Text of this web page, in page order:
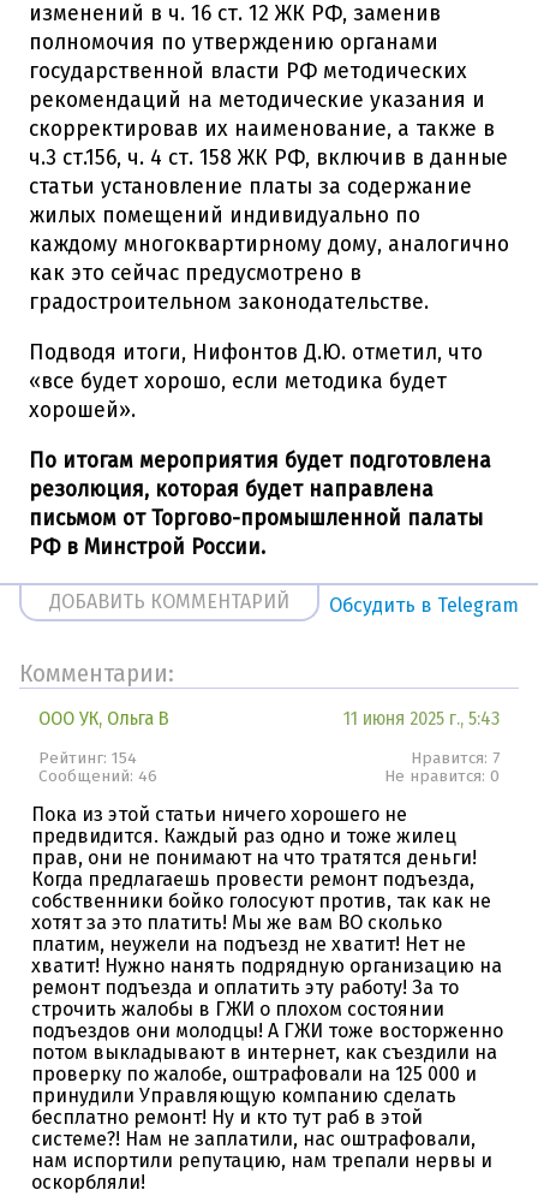
изменений в ч. 16 ст. 12 ЖК РФ, заменив
полномочия по утверждению органами
государственной власти РФ методических
рекомендаций на методические указания и
скорректировав их наименование, а также в
ч.3 ст.156, ч. 4 ст. 158 ЖК РФ, включив в данные
статьи установление платы за содержание
жилых помещений индивидуально по
каждому многоквартирному дому, аналогично
как это сейчас предусмотрено в
градостроительном законодательстве.
Подводя итоги, Нифонтов Д.Ю. отметил, что
«все будет хорошо, если методика будет
хорошей».
По итогам мероприятия будет подготовлена
резолюция, которая будет направлена
письмом от Торгово-промышленной палаты
РФ в Минстрой России.
ДОБАВИТЬ КОММЕНТАРИЙ Обсудить в Telegram
Комментарии:
ООО УК, Ольга В 11 июня 2025 г., 5:43
Рейтинг: 154
Сообщений: 46
Нравится: 7
Нe нравится: 0
Пока из этой статьи ничего хорошего не
предвидится. Каждый раз одно и тоже жилец
прав, они не понимают на что тратятся деньги!
Когда предлагаешь провести ремонт подъезда,
собственники бойко голосуют против, так как не
хотят за это платить! Мы же вам ВО сколько
платим, неужели на подъезд не хватит! Нет не
хватит! Нужно нанять подрядную организацию на
ремонт подъезда и оплатить эту работу! За то
строчить жалобы в ГЖИ о плохом состоянии
подъездов они молодцы! А ГЖИ тоже восторженно
потом выкладывают в интернет, как съездили на
проверку по жалобе, оштрафовали на 125 000 и
принудили Управляющую компанию сделать
бесплатно ремонт! Ну и кто тут раб в этой
системе?! Нам не заплатили, нас оштрафовали,
нам испортили репутацию, нам трепали нервы и
оскорбляли!